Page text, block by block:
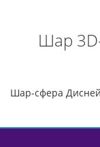
Шар
Шар-сфера